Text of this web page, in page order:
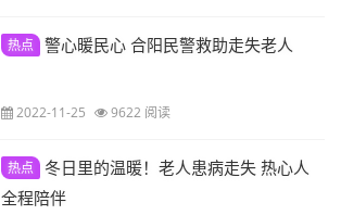
热点 警心暖民心 合阳民警救助走失老人
2022-11-25 9622 阅读
热点
冬日里的温暖！老人患病走失 热心人
全程陪伴